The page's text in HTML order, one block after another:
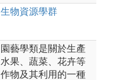
生物資源學群
園藝學類是關於生產
水果、蔬菜、花卉等
作物及其利用的一種